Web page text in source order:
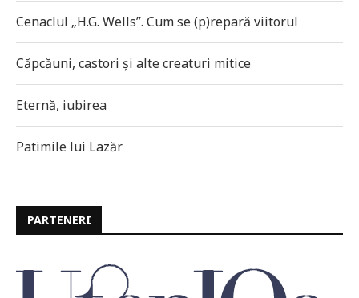
Cenaclul „H.G. Wells”. Cum se (p)repară viitorul
Căpcăuni, castori și alte creaturi mitice
Eternă, iubirea
Patimile lui Lazăr
PARTENERI